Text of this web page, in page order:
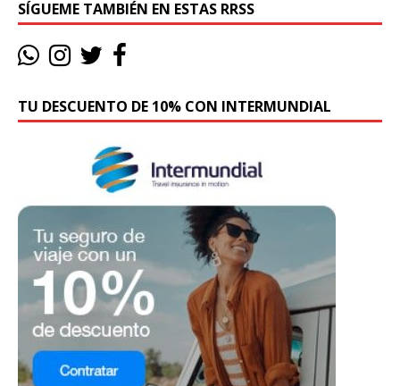
SÍGUEME TAMBIÉN EN ESTAS RRSS
TU DESCUENTO DE 10% CON INTERMUNDIAL